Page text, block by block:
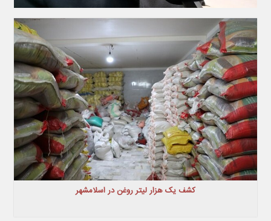
کشف یک هزار لیتر روغن در اسلامشهر